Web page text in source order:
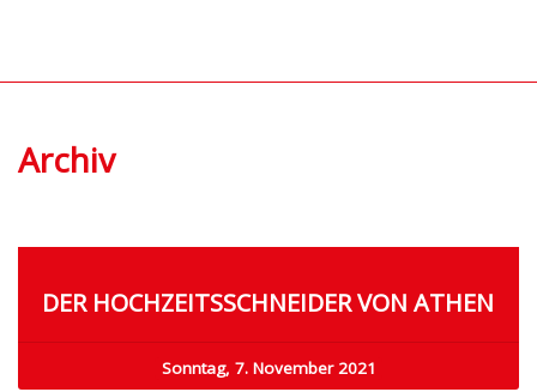
Archiv
DER HOCHZEITSSCHNEIDER VON ATHEN
Sonntag, 7. November 2021